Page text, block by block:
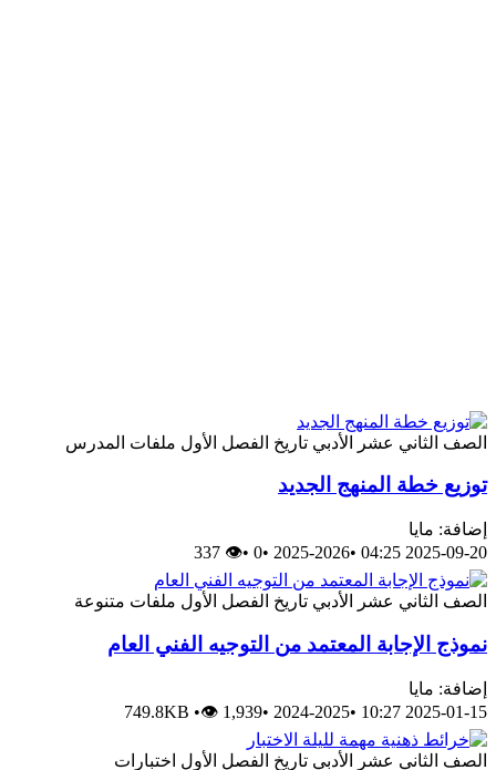
الصف الثاني عشر الأدبي تاريخ الفصل الأول ملفات المدرس
توزيع خطة المنهج الجديد
إضافة: مايا
2025-09-20 04:25
•
2025-2026
•
0
•
👁 337
الصف الثاني عشر الأدبي تاريخ الفصل الأول ملفات متنوعة
نموذج الإجابة المعتمد من التوجيه الفني العام
إضافة: مايا
2025-01-15 10:27
•
2024-2025
•
749.8KB •👁 1,939
الصف الثاني عشر الأدبي تاريخ الفصل الأول اختبارات